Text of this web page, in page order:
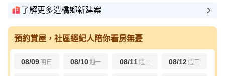
了解更多造橋鄉新建案
預約賞屋，社區經紀人陪你看房無憂
08/09 明日 08/10週一 08/11週二 08/12週三